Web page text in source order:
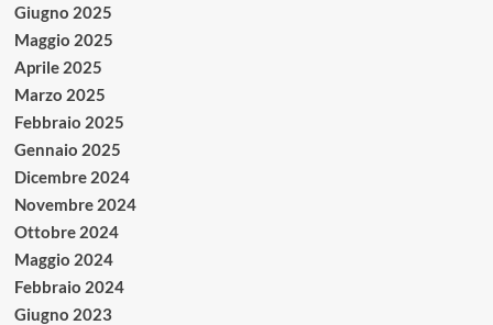
Giugno 2025
Maggio 2025
Aprile 2025
Marzo 2025
Febbraio 2025
Gennaio 2025
Dicembre 2024
Novembre 2024
Ottobre 2024
Maggio 2024
Febbraio 2024
Giugno 2023